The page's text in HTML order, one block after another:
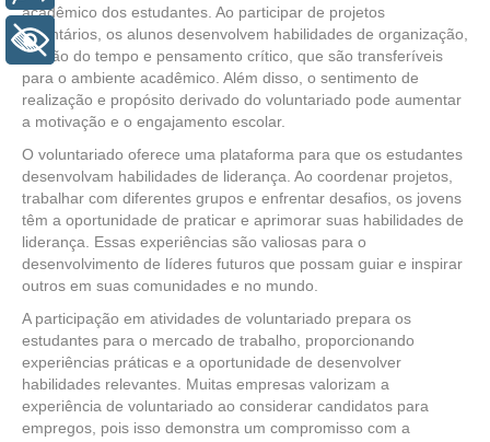
acadêmico dos estudantes. Ao participar de projetos
voluntários, os alunos desenvolvem habilidades de organização,
gestão do tempo e pensamento crítico, que são transferíveis
para o ambiente acadêmico. Além disso, o sentimento de
realização e propósito derivado do voluntariado pode aumentar
a motivação e o engajamento escolar.
O voluntariado oferece uma plataforma para que os estudantes
desenvolvam habilidades de liderança. Ao coordenar projetos,
trabalhar com diferentes grupos e enfrentar desafios, os jovens
têm a oportunidade de praticar e aprimorar suas habilidades de
liderança. Essas experiências são valiosas para o
desenvolvimento de líderes futuros que possam guiar e inspirar
outros em suas comunidades e no mundo.
A participação em atividades de voluntariado prepara os
estudantes para o mercado de trabalho, proporcionando
experiências práticas e a oportunidade de desenvolver
habilidades relevantes. Muitas empresas valorizam a
experiência de voluntariado ao considerar candidatos para
empregos, pois isso demonstra um compromisso com a
+ Acessibilidade